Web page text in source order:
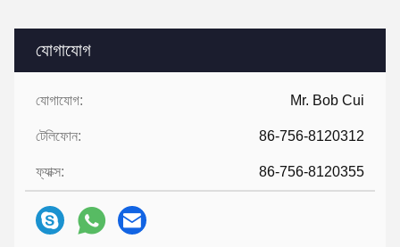
যোগাযোগ
যোগাযোগ: Mr. Bob Cui
টেলিফোন: 86-756-8120312
ফ্যাক্স: 86-756-8120355